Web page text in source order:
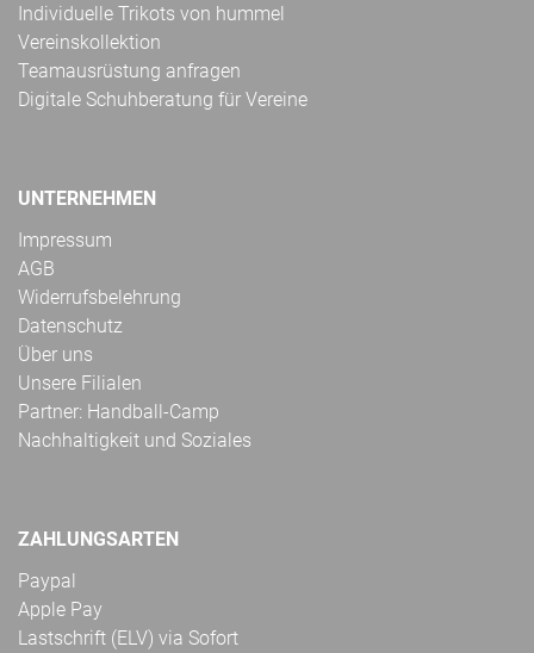
Individuelle Trikots von hummel
Vereinskollektion
Teamausrüstung anfragen
Digitale Schuhberatung für Vereine
UNTERNEHMEN
Impressum
AGB
Widerrufsbelehrung
Datenschutz
Über uns
Unsere Filialen
Partner: Handball-Camp
Nachhaltigkeit und Soziales
ZAHLUNGSARTEN
Paypal
Apple Pay
Lastschrift (ELV) via Sofort